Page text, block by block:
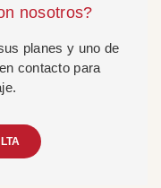
nosotros?
planes y uno de
contacto para